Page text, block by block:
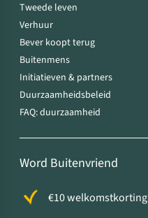
Tweede leven
Verhuur
Bever koopt terug
Buitenmens
Initiatieven & partners
Duurzaamheidsbeleid
FAQ: duurzaamheid
Word Buitenvriend
€10 welkomstkorting